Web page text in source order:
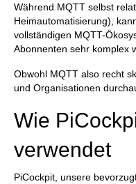
Während MQTT selbst
Heimautomatisierung),
vollständigen MQTT-
Abonnenten sehr komplex
Obwohl MQTT also recht
und Organisationen
Wie
verwendet
PiCockpit, unsere